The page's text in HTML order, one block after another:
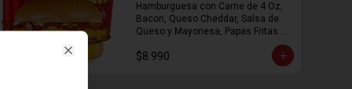
Hamburguesa con Carne de 4 Oz,
Bacon, Queso Cheddar, Salsa de
Queso y Mayonesa, Papas Fritas
$8.990
Close